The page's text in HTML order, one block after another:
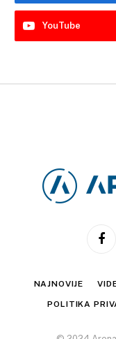
YouTube
NAJNOVIJE
POLITIKA